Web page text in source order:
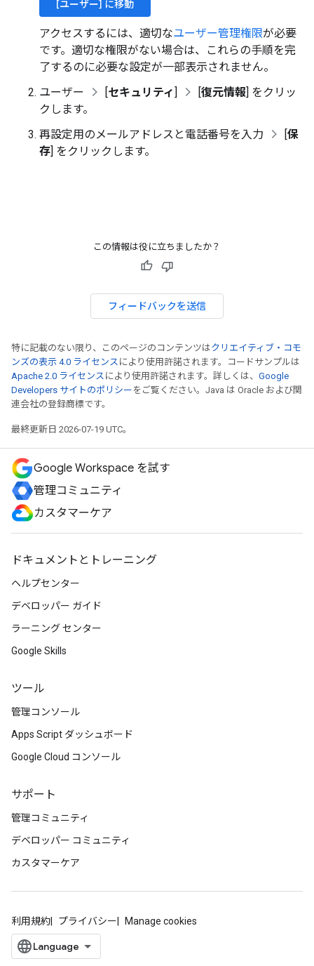
[ユーザー] に移動
アクセスするには、適切なユーザー管理権限が必要
です。適切な権限がない場合は、これらの手順を完
了するのに必要な設定が一部表示されません。
ユーザー
[セキュリティ] [復元情報] をクリッ
クします。
再設定用のメールアドレスと電話番号を入力
[保
存] をクリックします。
この情報は役に立ちましたか？
フィードバックを送信
特に記載のない限り、このページのコンテンツはクリエイティブ・コモ
ンズの表示 4.0 ライセンス により使用許諾されます。コードサンプルは
Apache 2.0 ライセンス により使用許諾されます。詳しくは、 Google
Developers サイトのポリシー をご覧ください。Java は Oracle および関
連会社の登録商標です。
最終更新日 2026-07-19 UTC。
Google Workspace を試す
管理コミュニティ
カスタマーケア
ドキュメントとトレーニング
ヘルプセンター
デベロッパー ガイド
ラーニング センター
Google Skills
ツール
管理コンソール
Apps Script ダッシュボード
Google Cloud コンソール
サポート
管理コミュニティ
デベロッパー コミュニティ
カスタマーケア
利用規約 プライバシー Manage cookies